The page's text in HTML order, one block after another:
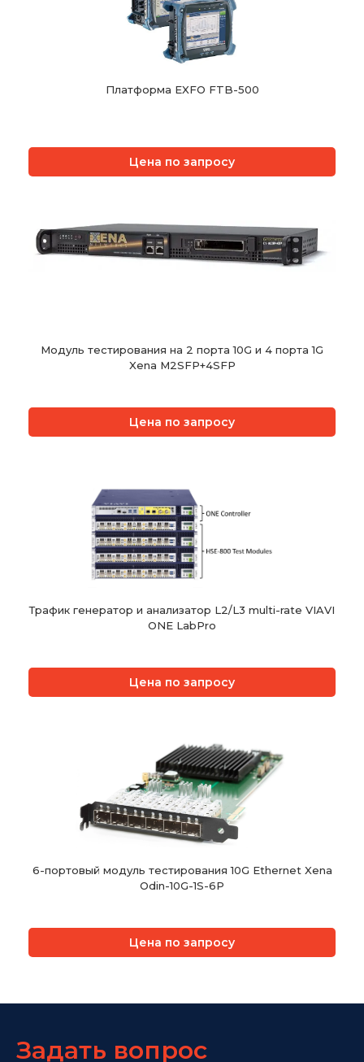
Платформа EXFO FTB-500
Цена по запросу
Модуль тестирования на 2 порта 10G и 4 порта 1G
Xena M2SFP+4SFP
Цена по запросу
Трафик генератор и анализатор L2/L3 multi-rate VIAVI
ONE LabPro
Цена по запросу
6-портовый модуль тестирования 10G Ethernet Xena
Odin-10G-1S-6P
Цена по запросу
Задать вопрос